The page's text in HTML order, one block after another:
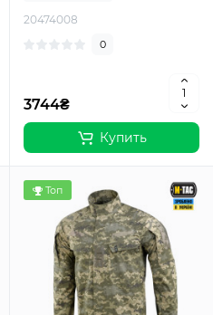
20474008
0
3744₴
Купить
Топ